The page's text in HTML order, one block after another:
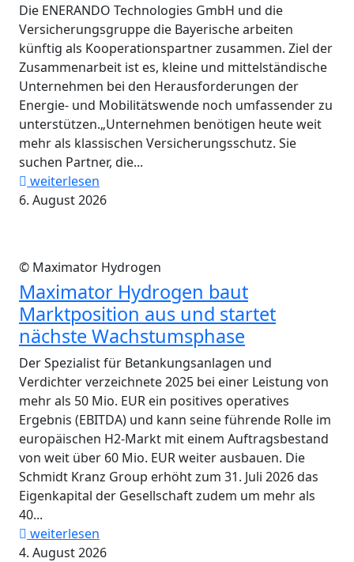
Die ENERANDO Technologies GmbH und die
Versicherungsgruppe die Bayerische arbeiten
künftig als Kooperationspartner zusammen. Ziel der
Zusammenarbeit ist es, kleine und mittelständische
Unternehmen bei den Herausforderungen der
Energie- und Mobilitätswende noch umfassender zu
unterstützen.„Unternehmen benötigen heute weit
mehr als klassischen Versicherungsschutz. Sie
suchen Partner, die...
weiterlesen
6. August 2026
© Maximator Hydrogen
Maximator Hydrogen baut
Marktposition aus und startet
nächste Wachstumsphase
Der Spezialist für Betankungsanlagen und
Verdichter verzeichnete 2025 bei einer Leistung von
mehr als 50 Mio. EUR ein positives operatives
Ergebnis (EBITDA) und kann seine führende Rolle im
europäischen H2-Markt mit einem Auftragsbestand
von weit über 60 Mio. EUR weiter ausbauen. Die
Schmidt Kranz Group erhöht zum 31. Juli 2026 das
Eigenkapital der Gesellschaft zudem um mehr als
40...
weiterlesen
4. August 2026